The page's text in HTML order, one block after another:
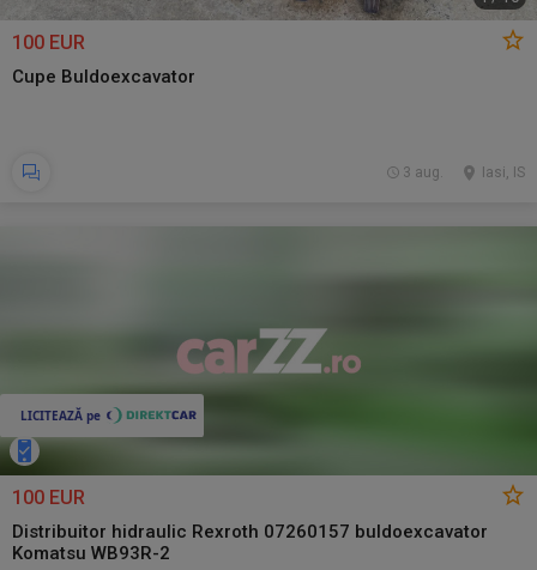
100 EUR
Cupe Buldoexcavator
Iasi, IS
3 aug.
100 EUR
Distribuitor hidraulic Rexroth 07260157 buldoexcavator
Komatsu WB93R-2